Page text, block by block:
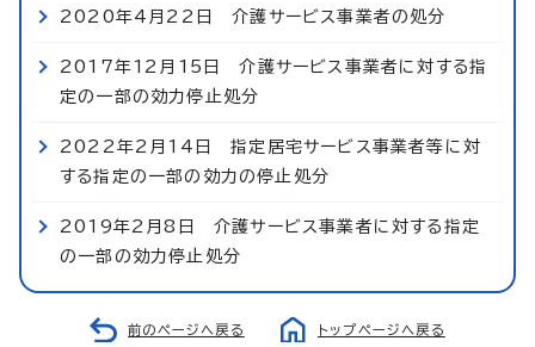
2020年4月22日 介護サービス事業者の処分
2017年12月15日 介護サービス事業者に対する指
定の一部の効力停止処分
2022年2月14日 指定居宅サービス事業者等に対
する指定の一部の効力の停止処分
2019年2月8日 介護サービス事業者に対する指定
の一部の効力停止処分
前のページへ戻る トップページへ戻る